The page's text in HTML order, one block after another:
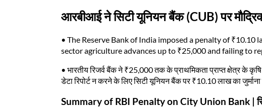
आरबीआई ने सिटी यूनियन बैंक (CUB) पर मौद्रिक
• The Reserve Bank of India imposed a penalty of
sector agriculture advances up to ₹25,000 and failing to
• भारतीय रिजर्व बैंक ने ₹25,000 तक के प्राथमिकता प्राप्त क्षेत्र के
डेटा रिपोर्ट न करने के लिए सिटी यूनियन बैंक पर ₹10.10 लाख का जुर्माना
Summary of RBI Penalty on City Union Bank |